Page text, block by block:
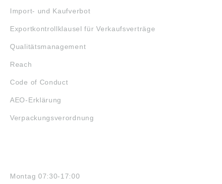
Import- und Kaufverbot
Exportkontrollklausel für Verkaufsverträge
Qualitätsmanagement
Reach
Code of Conduct
AEO-Erklärung
Verpackungsverordnung
Montag 07:30-17:00